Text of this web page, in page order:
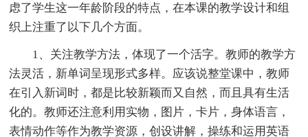
虑了学生这一年龄阶段的特点，在本课的教学设计和组
织上注重了以下几个方面。
1、关注教学方法，体现了一个活字。教师的教学方
法灵活，新单词呈现形式多样。应该说整堂课中，教师
在引入新词时，都是比较新颖而又自然，而且具有生活
化的。教师还注意利用实物，图片，卡片，身体语言，
表情动作等作为教学资源，创设讲解，操练和运用英语